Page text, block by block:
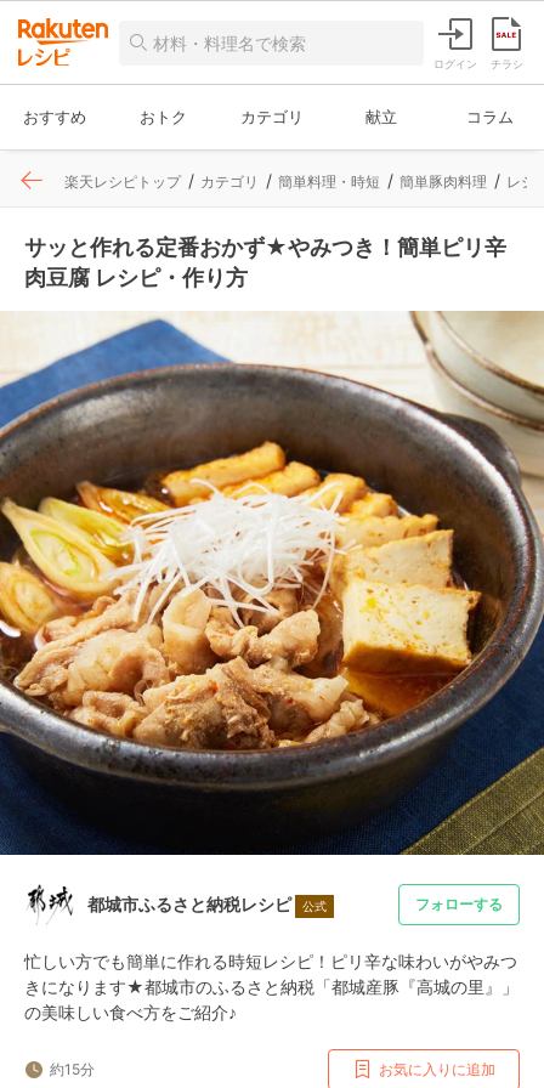
ログイン チラシ
おすすめ おトク カテゴリ 献立 コラム
楽天レシピトップ カテゴリ 簡単料理・時短 簡単豚肉料理 レシ
サッと作れる定番おかず★やみつき！簡単ピリ辛
肉豆腐 レシピ・作り方
都城市ふるさと納税レシピ 公式 フォローする
忙しい方でも簡単に作れる時短レシピ！ピリ辛な味わいがやみつ
きになります★都城市のふるさと納税「都城産豚『高城の里』」
の美味しい食べ方をご紹介♪
約15分 お気に入りに追加